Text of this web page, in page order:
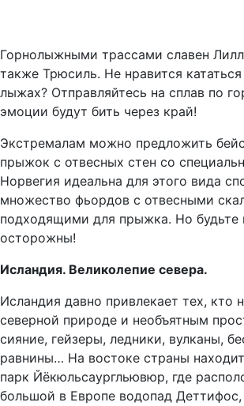
Горнолыжными трассами славен
также Трюсиль. Не нравится
лыжах? Отправляйтесь на сплав по
эмоции будут бить через край!
Экстремалам можно предложить
прыжок с отвесных стен со
Норвегия идеальна для этого вида
множество фьордов с отвесными
подходящими для прыжка. Но будьте
осторожны!
Исландия. Великолепие севера.
Исландия давно привлекает тех, кто
северной природе и необъятным
сияние, гейзеры, ледники, вулканы,
равнины… На востоке страны
парк Йёкюльсаургльювюр, где
большой в Европе водопад